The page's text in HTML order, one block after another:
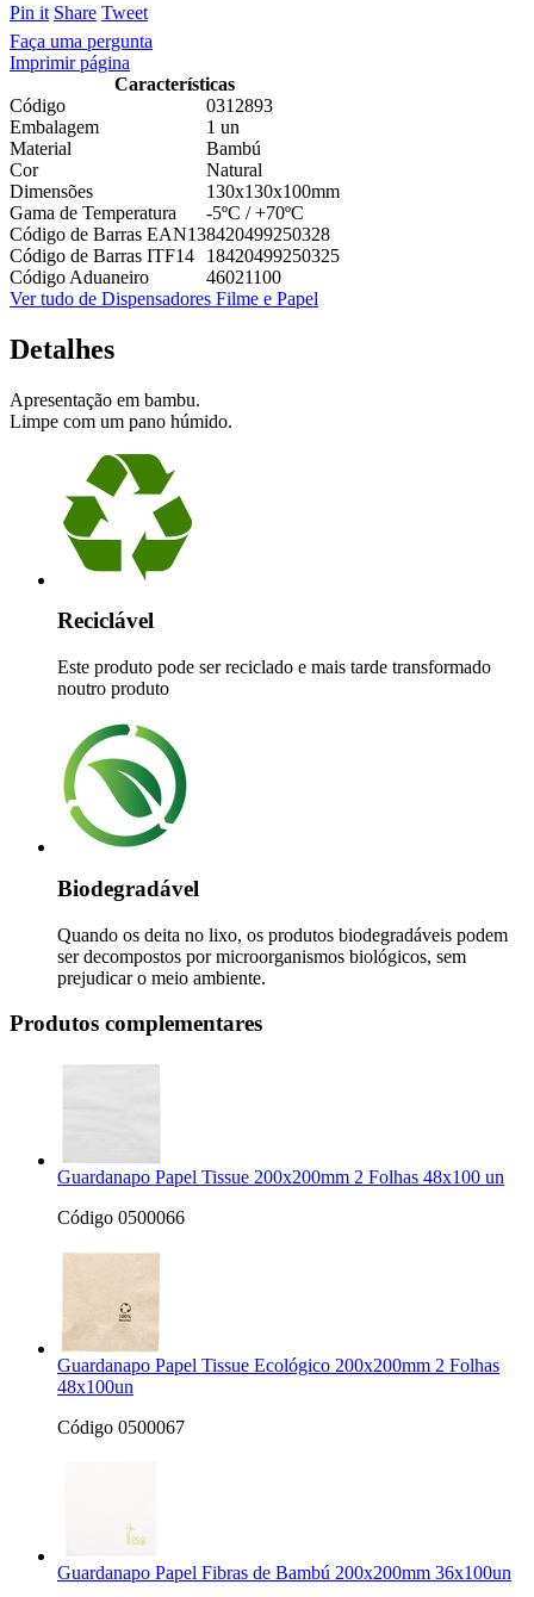
Pin it Share Tweet
Faça uma pergunta
Imprimir página
Características
Código
0312893
Embalagem
1 un
Material
Bambú
Cor
Natural
Dimensões
130x130x100mm
Gama de Temperatura
-5ºC / +70ºC
Código de Barras EAN138420499250328
Código de Barras ITF14
18420499250325
Código Aduaneiro
46021100
Ver tudo de Dispensadores Filme e Papel
Detalhes
Apresentação em bambu.
Limpe com um pano húmido.
Reciclável
Este produto pode ser reciclado e mais tarde transformado
noutro produto
Biodegradável
Quando os deita no lixo, os produtos biodegradáveis podem
ser decompostos por microorganismos biológicos, sem
prejudicar o meio ambiente.
Produtos complementares
Guardanapo Papel Tissue 200x200mm 2 Folhas 48x100 un
Código 0500066
Guardanapo Papel Tissue Ecológico 200x200mm 2 Folhas
48x100un
Código 0500067
Guardanapo Papel Fibras de Bambú 200x200mm 36x100un